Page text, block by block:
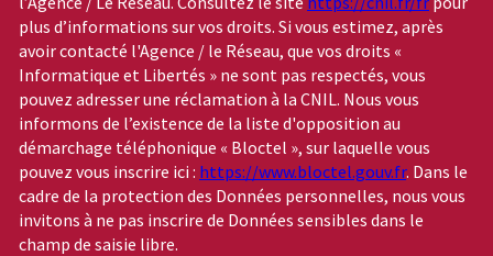
plus d’informations sur vos droits. Si vous estimez, après
avoir contacté l'Agence / le Réseau, que vos droits «
Informatique et Libertés » ne sont pas respectés, vous
pouvez adresser une réclamation à la CNIL. Nous vous
informons de l’existence de la liste d'opposition au
démarchage téléphonique « Bloctel », sur laquelle vous
pouvez vous inscrire ici : https://www.bloctel.gouv.fr. Dans le
cadre de la protection des Données personnelles, nous vous
invitons à ne pas inscrire de Données sensibles dans le
champ de saisie libre.